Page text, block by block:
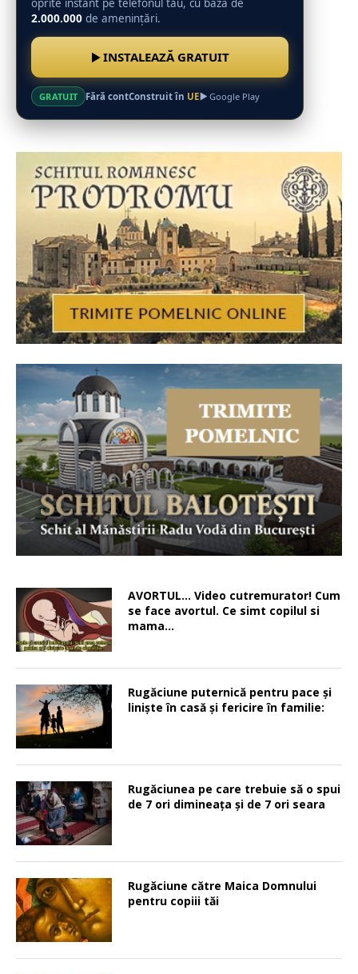
oprite instant pe telefonul tău, cu baza de
2.000.000 de amenințări.
INSTALEAZĂ GRATUIT
GRATUIT Fără contConstruit în UE Google Play
AVORTUL… Video cutremurator! Cum
se face avortul. Ce simt copilul si
mama…
Rugăciune puternică pentru pace şi
linişte în casă şi fericire în familie:
Rugăciunea pe care trebuie să o spui
de 7 ori dimineața și de 7 ori seara
Rugăciune către Maica Domnului
pentru copiii tăi